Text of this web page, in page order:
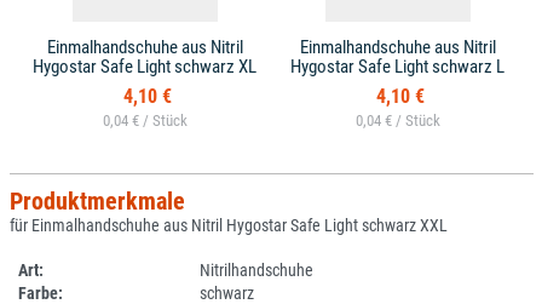
Einmalhandschuhe aus Nitril
Hygostar Safe Light schwarz XL
4,10 €
0,04 € /
Einmalhandschuhe aus Nitril
Hygostar Safe Light schwarz L
4,10 €
0,04 € /
Produktmerkmale
für Einmalhandschuhe aus Nitril Hygostar Safe Light schwarz XXL
Art:
Nitrilhandschuhe
Farbe:
schwarz